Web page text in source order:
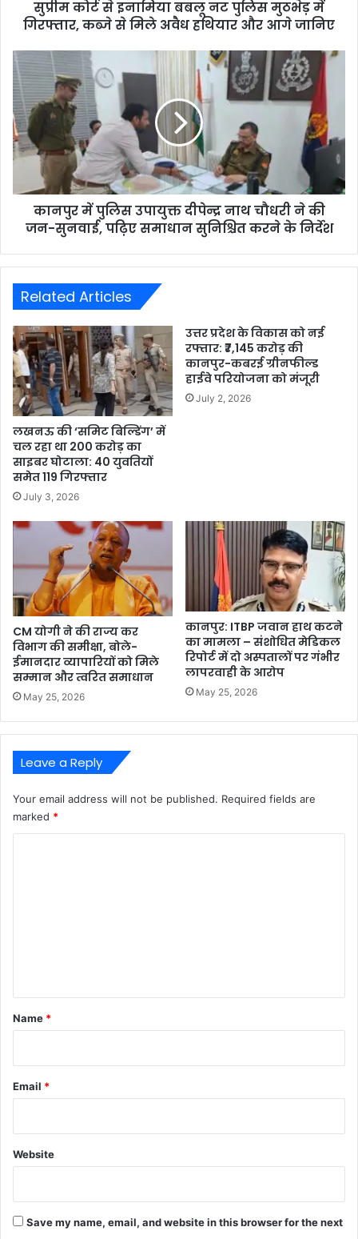
सुप्रीम कोर्ट से इनामिया बबलू नट पुलिस मुठभेड़ में
गिरफ्तार, कब्जे से मिले अवैध हथियार और आगे जानिए
कानपुर में पुलिस उपायुक्त दीपेन्द्र नाथ चौधरी ने की
जन-सुनवाई, पढ़िए समाधान सुनिश्चित करने के निर्देश
Related Articles
लखनऊ की ‘समिट बिल्डिंग’ में
चल रहा था 200 करोड़ का
साइबर घोटाला: 40 युवतियों
समेत 119 गिरफ्तार
July 3, 2026
उत्तर प्रदेश के विकास को नई
रफ्तार: ₹7,145 करोड़ की
कानपुर-कबरई ग्रीनफील्ड
हाईवे परियोजना को मंजूरी
July 2, 2026
CM योगी ने की राज्य कर
विभाग की समीक्षा, बोले-
ईमानदार व्यापारियों को मिले
सम्मान और त्वरित समाधान
May 25, 2026
कानपुर: ITBP जवान हाथ कटने
का मामला – संशोधित मेडिकल
रिपोर्ट में दो अस्पतालों पर गंभीर
लापरवाही के आरोप
May 25, 2026
Leave a Reply
Your email address will not be published. Required fields are
marked *
*
Name *
Email *
Website
Save my name, email, and website in this browser for the next